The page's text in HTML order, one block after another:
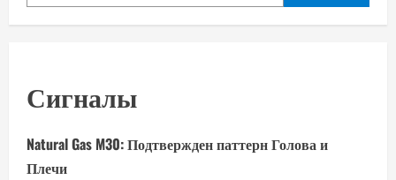
Сигналы
Natural Gas M30: Подтвержден паттерн Голова и
Плечи